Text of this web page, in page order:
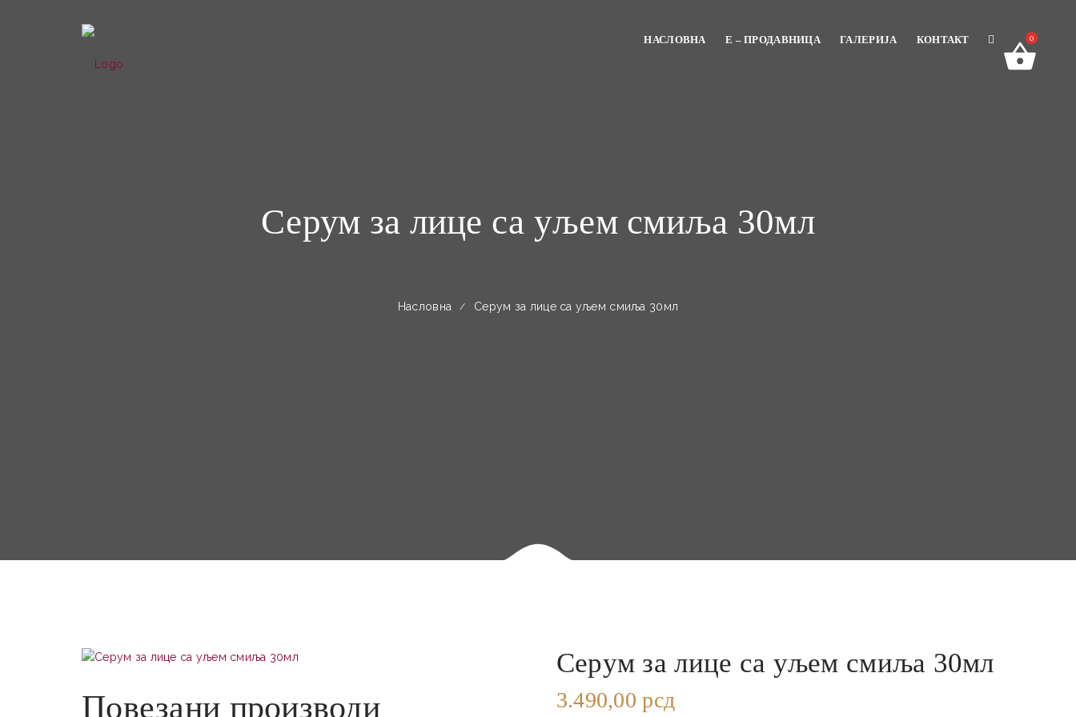
НАСЛОВНА E – ПРОДАВНИЦА ГАЛЕРИЈА КОНТАКТ
Серум за лице са уљем смиља 30мл
Насловна Серум за лице са уљем смиља 30мл
Серум за лице са уљем смиља 30мл
3.490,00рсд
Повезани производи
0